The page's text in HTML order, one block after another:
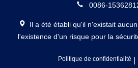
0086-
Il a été établi qu'il n'existait
l'existence d'un risque pour la
Politique de confidentialité |